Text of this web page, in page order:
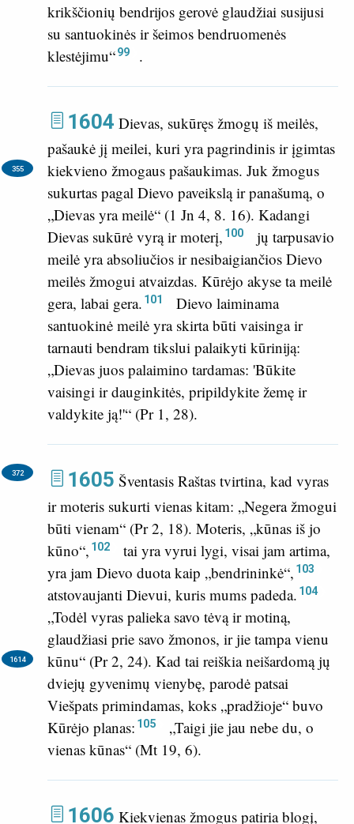
krikščionių bendrijos gerovė glaudžiai susijusi
su santuokinės ir šeimos bendruomenės
klestėjimu“99 .
1604 Dievas, sukūręs žmogų iš meilės,
pašaukė jį meilei, kuri yra pagrindinis ir įgimtas
kiekvieno žmogaus pašaukimas.
355
Juk žmogus
sukurtas pagal Dievo paveikslą ir panašumą, o
„Dievas yra meilė“ (1 Jn 4, 8. 16). Kadangi
Dievas sukūrė vyrą ir moterį, 100
jų tarpusavio
meilė yra absoliučios ir nesibaigiančios Dievo
meilės žmogui atvaizdas. Kūrėjo akyse ta meilė
gera, labai gera. 101
Dievo laiminama
santuokinė meilė yra skirta būti vaisinga ir
tarnauti bendram tikslui palaikyti kūriniją:
„Dievas juos palaimino tardamas: 'Būkite
vaisingi ir dauginkitės, pripildykite žemę ir
valdykite ją!'“ (Pr 1, 28).
1605
372
Šventasis Raštas tvirtina, kad vyras
ir moteris sukurti vienas kitam: „Negera žmogui
būti vienam“ (Pr 2, 18). Moteris, „kūnas iš jo
kūno“, 102
tai yra vyrui lygi, visai jam artima,
yra jam Dievo duota kaip „bendrininkė“, 103
atstovaujanti Dievui, kuris mums padeda. 104
„Todėl vyras palieka savo tėvą ir motiną,
glaudžiasi prie savo žmonos, ir jie tampa vienu
kūnu“ (Pr 2, 24).
1614
Kad tai reiškia neišardomą jų
dviejų gyvenimų vienybę, parodė patsai
Viešpats primindamas, koks „pradžioje“ buvo
Kūrėjo planas: 105
„Taigi jie jau nebe du, o
vienas kūnas“ (Mt 19, 6).
1606 Kiekvienas žmogus patiria blogį,